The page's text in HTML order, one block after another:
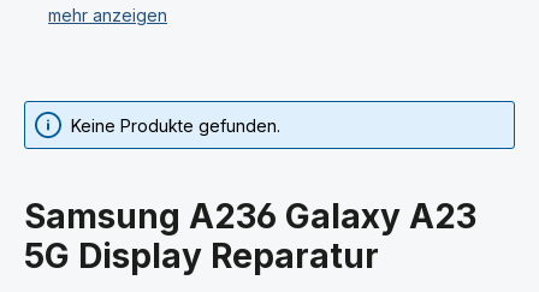
Galaxy A23 5G gekauft und können diese nicht selbst
A236 Galaxy A23 5G in unserer Fach-Werkstatt durch.
Galaxy A23 5G Smartphones.
Sie haben die Möglichkeit als Endverbraucher sowie
Keine Produkte gefunden.
Samsung A236 Galaxy A23
5G Display Reparatur